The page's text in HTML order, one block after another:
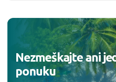
Nezmeškajte ani
ponuku